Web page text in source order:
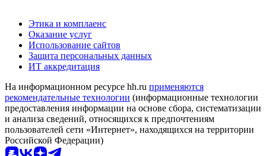
Этика и комплаенс
Оказание услуг
Использование сайтов
Защита персональных данных
ИТ аккредитация
На информационном ресурсе hh.ru применяются
рекомендательные технологии (информационные технологии
предоставления информации на основе сбора, систематизации
и анализа сведений, относящихся к предпочтениям
пользователей сети «Интернет», находящихся на территории
Российской Федерации)